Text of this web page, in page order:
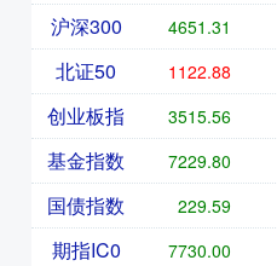
沪深300 4651.31
北证50 1122.88
创业板指 3515.56
基金指数 7229.80
国债指数 229.59
期指IC0 7730.00